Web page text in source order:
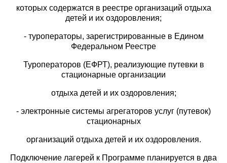
которых содержатся в реестре организаций отдыха
детей и их оздоровления;
- туроператоры, зарегистрированные в Едином
Федеральном Реестре
Туроператоров (ЕФРТ), реализующие путевки в
стационарные организации
отдыха детей и их оздоровления;
- электронные системы агрегаторов услуг (путевок)
стационарных
организаций отдыха детей и их оздоровления.
Подключение лагерей к Программе планируется в два